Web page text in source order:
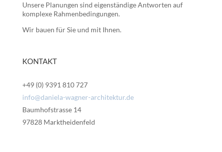
Unsere Planungen sind eigenständige Antworten auf
komplexe Rahmenbedingungen.
Wir bauen für Sie und mit Ihnen.
KONTAKT
+49 (0) 9391 810 727
info@daniela-wagner-architektur.de
Baumhofstrasse 14
97828 Marktheidenfeld